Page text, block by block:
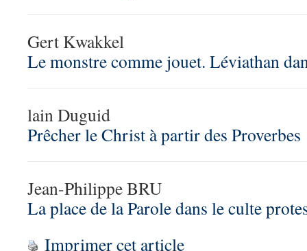
Gert Kwakkel
Le monstre comme jouet. Léviathan
lain Duguid
Prêcher le Christ à partir des Proverbes
Jean-Philippe BRU
La place de la Parole dans le culte
Imprimer cet article